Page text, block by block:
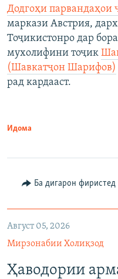
Додгоҳи парвандаҳои
маркази Австрия,
Тоҷикистонро дар
мухолифини тоҷик
(Шавкатҷон Шарифов)
рад кардааст.
Идома
Ба дигарон фиристед
Август 05, 2026
Мирзонабии Холиқзод
Ҳаводории